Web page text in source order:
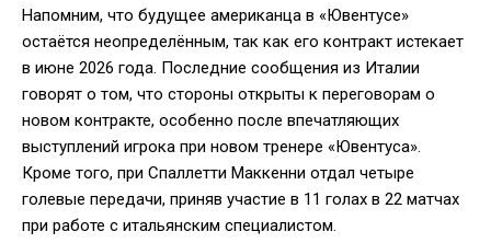
Напомним, что будущее американца в «Ювентусе»
остаётся неопределённым, так как его контракт истекает
в июне 2026 года. Последние сообщения из Италии
говорят о том, что стороны открыты к переговорам о
новом контракте, особенно после впечатляющих
выступлений игрока при новом тренере «Ювентуса».
Кроме того, при Спаллетти Маккенни отдал четыре
голевые передачи, приняв участие в 11 голах в 22 матчах
при работе с итальянским специалистом.